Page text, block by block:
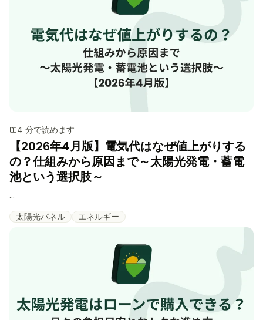
4 分で読めます
【2026年4月版】電気代はなぜ値上がりする
の？仕組みから原因まで～太陽光発電・蓄電
池という選択肢～
...
太陽光パネル
エネルギー